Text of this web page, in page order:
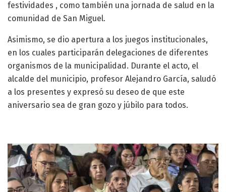
festividades , como también una jornada de salud en la
comunidad de San Miguel.
Asimismo, se dio apertura a los juegos institucionales,
en los cuales participarán delegaciones de diferentes
organismos de la municipalidad. Durante el acto, el
alcalde del municipio, profesor Alejandro García, saludó
a los presentes y expresó su deseo de que este
aniversario sea de gran gozo y júbilo para todos.